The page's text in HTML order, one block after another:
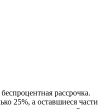
рассрочка.
25%, а оставшиеся части